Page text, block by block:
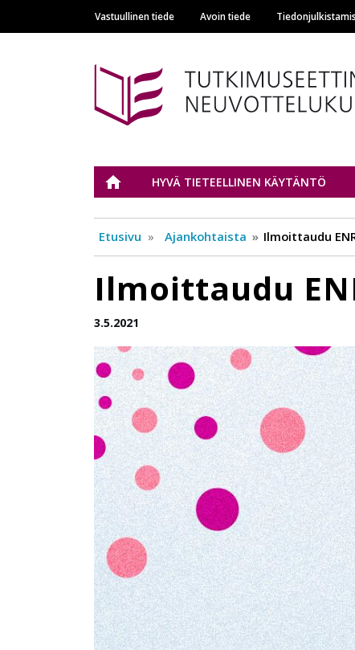
Main navigation
Vastuullinen tiede Avoin tiede
Tutkimuseettinen
ETUSIVUHYVÄ TIETEELLINEN KÄYTÄNTÖ
Etusivu Ajankohtaista Ilmoittaudu
Ilmoittaudu
3.5.2021